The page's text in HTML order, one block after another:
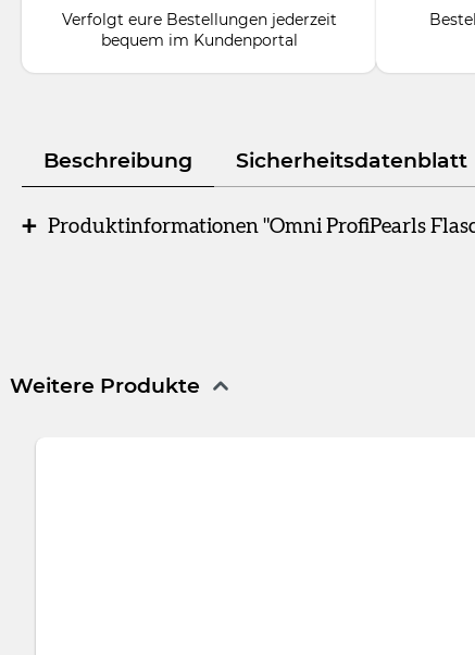
Verfolgt eure Bestellungen jederzeit
bequem im Kundenportal
Beschreibung Sicherheitsdatenblatt
Produktinformationen "Omni ProfiPearls
Weitere Produkte
Produktgalerie überspringen